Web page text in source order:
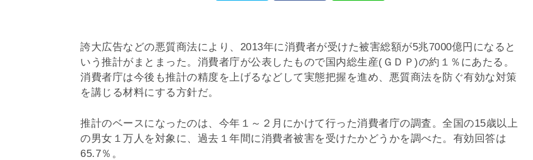
誇大広告などの悪質商法により、2013年に消費者が受けた被害総額が5兆7000億円になると
いう推計がまとまった。消費者庁が公表したもので国内総生産(ＧＤＰ)の約１％にあたる。
消費者庁は今後も推計の精度を上げるなどして実態把握を進め、悪質商法を防ぐ有効な対策
を講じる材料にする方針だ。
推計のベースになったのは、今年１～２月にかけて行った消費者庁の調査。全国の15歳以上
の男女１万人を対象に、過去１年間に消費者被害を受けたかどうかを調べた。有効回答は
65.7％。